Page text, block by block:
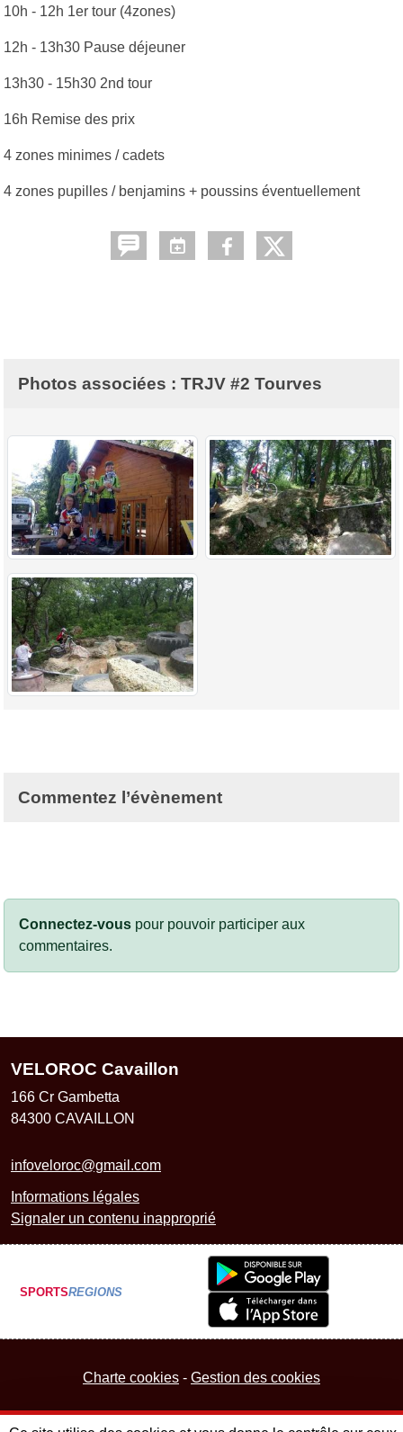
10h - 12h 1er tour (4zones)
12h - 13h30 Pause déjeuner
13h30 - 15h30 2nd tour
16h Remise des prix
4 zones minimes / cadets
4 zones pupilles / benjamins + poussins éventuellement
Photos associées : TRJV #2 Tourves
Commentez l’évènement
Connectez-vous pour pouvoir participer aux
commentaires.
VELOROC Cavaillon
166 Cr Gambetta
84300 CAVAILLON
infoveloroc@gmail.com
Informations légales
Signaler un contenu inapproprié
SPORTSREGIONS
Charte cookies Gestion des cookies